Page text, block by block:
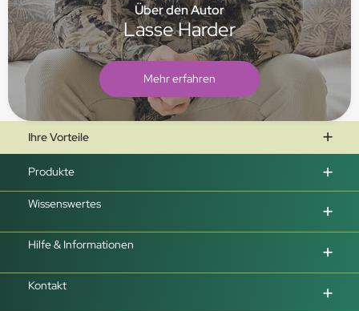
Über den Autor
Lasse Harder
Mehr erfahren
Ihre Vorteile
Produkte
Wissenswertes
Hilfe & Informationen
Kontakt